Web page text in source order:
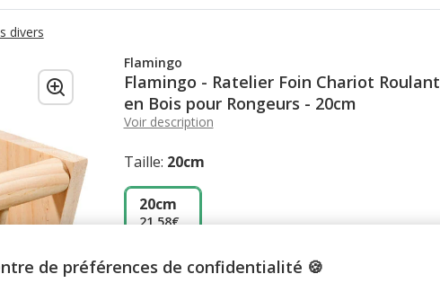
divers
Flamingo
Flamingo - Ratelier Foin Chariot Roulant
en Bois pour Rongeurs - 20cm
Voir description
Taille: 20cm
20cm
21.58€
de préférences de confidentialité 🍪